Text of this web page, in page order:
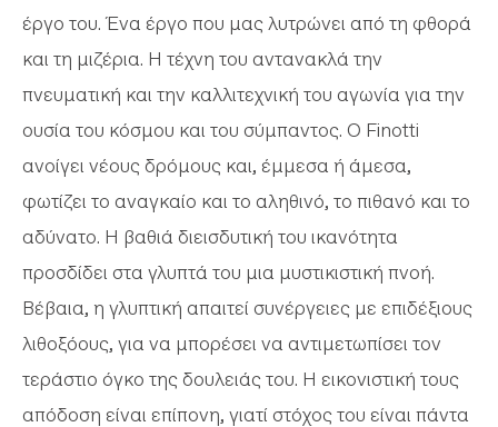
έργο του. Ένα έργο που μας λυτρώνει από τη φθορά
και τη μιζέρια. Η τέχνη του αντανακλά την
πνευματική και την καλλιτεχνική του αγωνία για την
ουσία του κόσμου και του σύμπαντος. Ο Finotti
ανοίγει νέους δρόμους και, έμμεσα ή άμεσα,
φωτίζει το αναγκαίο και το αληθινό, το πιθανό και το
αδύνατο. Η βαθιά διεισδυτική του ικανότητα
προσδίδει στα γλυπτά του μια μυστικιστική πνοή.
Βέβαια, η γλυπτική απαιτεί συνέργειες με επιδέξιους
λιθοξόους, για να μπορέσει να αντιμετωπίσει τον
τεράστιο όγκο της δουλειάς του. Η εικονιστική τους
απόδοση είναι επίπονη, γιατί στόχος του είναι πάντα